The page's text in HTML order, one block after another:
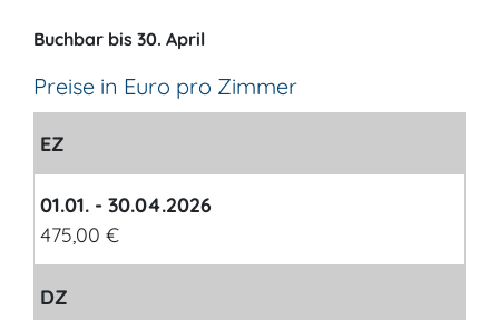
Buchbar bis 30. April
Preise in Euro pro Zimmer
EZ
01.01. - 30.04.2026
475,00 €
DZ